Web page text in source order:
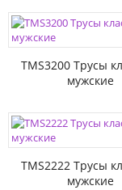
TMS3200 Трусы
мужские
TMS2222 Трусы
мужские